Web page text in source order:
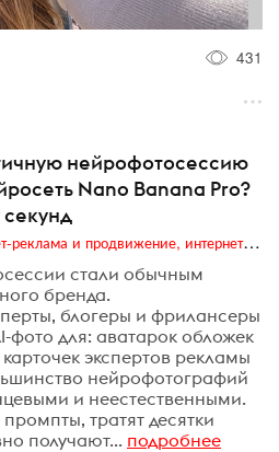
431
нейрофотосессию
Nano Banana Pro?
секунд
Digital (web-дизайн, интернет-реклама и продвижение, интернет-сообщества и блоги, интернет-коммуникации, мобильный маркетинг, реклама на цифровых экранах)
стали обычным
бренда.
блогеры и фрилансеры
фото для: аватарок обложек
экспертов рекламы
нейрофотографий
и неестественными.
тратят десятки
получают... подробнее